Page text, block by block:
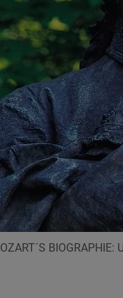
BIOGRAPHIE: